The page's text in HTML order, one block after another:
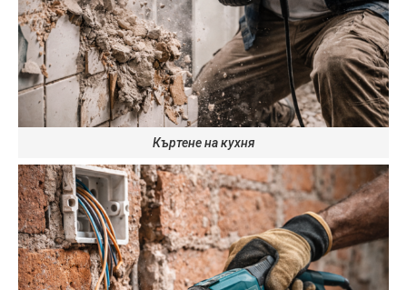
Къртене на кухня